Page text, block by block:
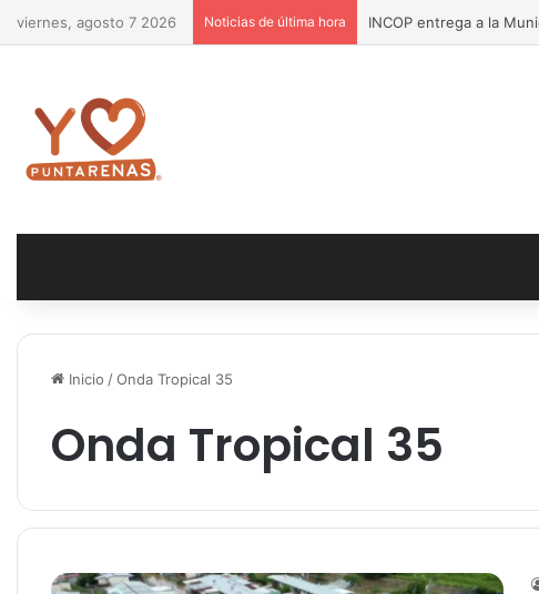
viernes, agosto 7 2026 Noticias de última hora INCOP entrega a la
Inicio /Onda Tropical 35
Onda Tropical 35